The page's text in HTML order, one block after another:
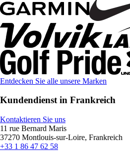
Entdecken Sie alle unsere Marken
Kundendienst in Frankreich
Kontaktieren Sie uns
11 rue Bernard Maris
37270 Montlouis-sur-Loire, Frankreich
+33 1 86 47 62 58